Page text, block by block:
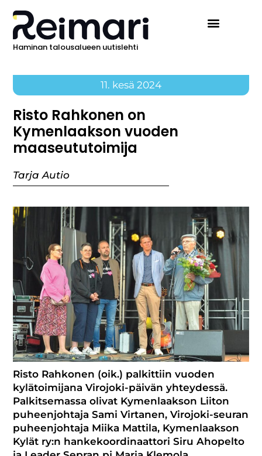
Haminan talousalueen uutislehti
11. kesä 2024
Risto Rahkonen on
Kymenlaakson vuoden
maaseututoimija
Tarja Autio
Risto Rahkonen (oik.) palkittiin vuoden
kylätoimijana Virojoki-päivän yhteydessä.
Palkitsemassa olivat Kymenlaakson Liiton
puheenjohtaja Sami Virtanen, Virojoki-seuran
puheenjohtaja Miika Mattila, Kymenlaakson
Kylät ry:n hankekoordinaattori Siru Ahopelto